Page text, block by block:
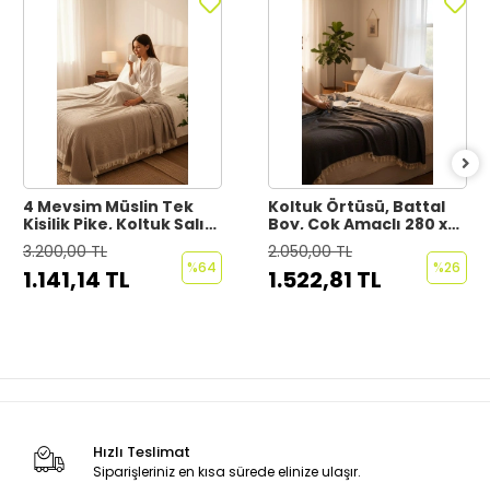
4 Mevsim Müslin Tek
Kişilik Pike, Koltuk Şalı
ve Yatak Örtüsü
Pamuklu 160 x 220 cm
3.200,00 TL
1.141,14 TL %64
Koltuk Örtüsü, Battal
Boy, Çok Amaçlı 280 x
300
2.050,00 TL
1.522,81 TL %26
Hızlı Teslimat
Siparişleriniz en kısa sürede elinize ulaşır.